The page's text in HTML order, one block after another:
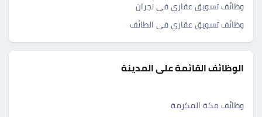
وظائف تسويق عقاري فى نجران
وظائف تسويق عقاري فى الطائف
الوظائف القائمة على المدينة
وظائف مكة المكرمة